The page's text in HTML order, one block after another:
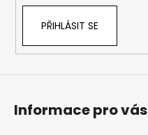
PŘIHLÁSIT SE
Informace pro vás